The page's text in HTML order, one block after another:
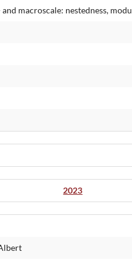
macroscale: nestedness,
2023